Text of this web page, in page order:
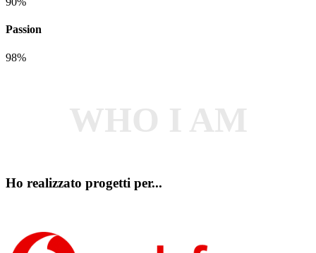
Passion
98%
Ho realizzato progetti per...